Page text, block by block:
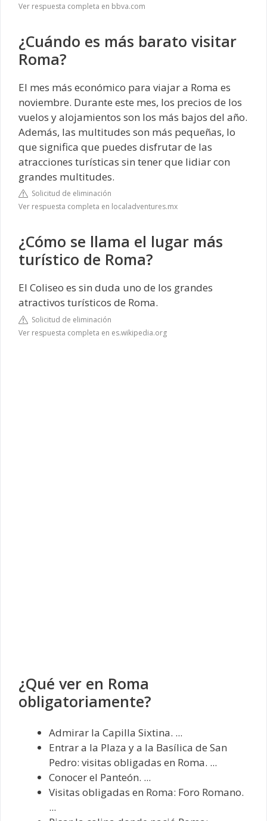
Ver respuesta completa en bbva.com
¿Cuándo es más barato visitar
Roma?
El mes más económico para viajar a Roma es
noviembre. Durante este mes, los precios de los
vuelos y alojamientos son los más bajos del año.
Además, las multitudes son más pequeñas, lo
que significa que puedes disfrutar de las
atracciones turísticas sin tener que lidiar con
grandes multitudes.
Solicitud de eliminación
Ver respuesta completa en localadventures.mx
¿Cómo se llama el lugar más
turístico de Roma?
El Coliseo es sin duda uno de los grandes
atractivos turísticos de Roma.
Solicitud de eliminación
Ver respuesta completa en es.wikipedia.org
¿Qué ver en Roma
obligatoriamente?
Admirar la Capilla Sixtina. ...
Entrar a la Plaza y a la Basílica de San
Pedro: visitas obligadas en Roma. ...
Conocer el Panteón. ...
Visitas obligadas en Roma: Foro Romano.
...